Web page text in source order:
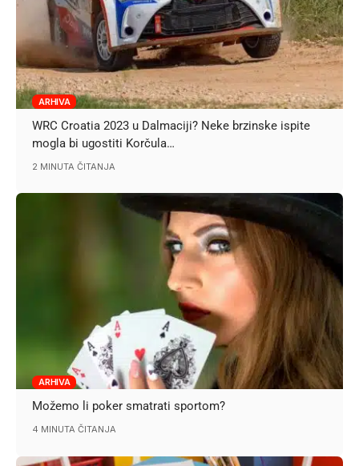
ARHIVA
WRC Croatia 2023 u Dalmaciji? Neke brzinske ispite
mogla bi ugostiti Korčula…
2 MINUTA ČITANJA
ARHIVA
Možemo li poker smatrati sportom?
4 MINUTA ČITANJA